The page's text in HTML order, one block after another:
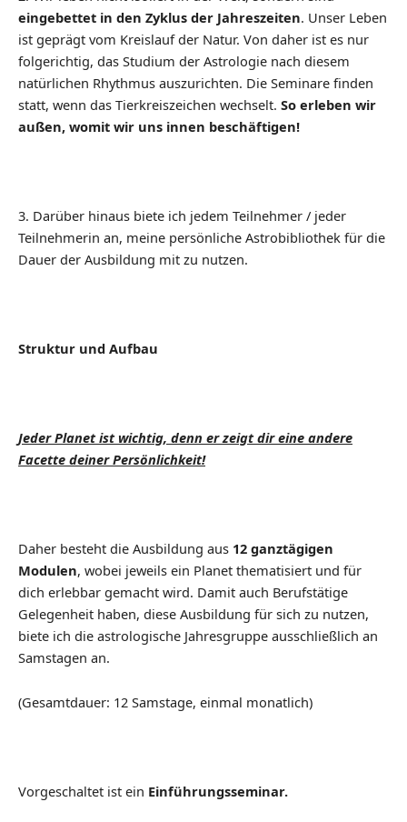
eingebettet in den Zyklus der Jahreszeiten. Unser Leben
ist geprägt vom Kreislauf der Natur. Von daher ist es nur
folgerichtig, das Studium der Astrologie nach diesem
natürlichen Rhythmus auszurichten. Die Seminare finden
statt, wenn das Tierkreiszeichen wechselt. So erleben wir
außen, womit wir uns innen beschäftigen!
3. Darüber hinaus biete ich jedem Teilnehmer / jeder
Teilnehmerin an, meine persönliche Astrobibliothek für die
Dauer der Ausbildung mit zu nutzen.
Struktur und Aufbau
Jeder Planet ist wichtig, denn er zeigt dir eine andere
Facette deiner Persönlichkeit!
Daher besteht die Ausbildung aus 12 ganztägigen
Modulen, wobei jeweils ein Planet thematisiert und für
dich erlebbar gemacht wird. Damit auch Berufstätige
Gelegenheit haben, diese Ausbildung für sich zu nutzen,
biete ich die astrologische Jahresgruppe ausschließlich an
Samstagen an.
(Gesamtdauer: 12 Samstage, einmal monatlich)
Vorgeschaltet ist ein Einführungsseminar.